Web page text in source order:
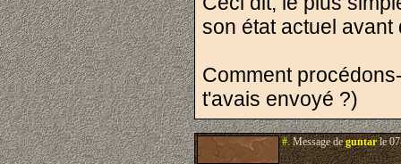
son état actuel avant
Comment
t'avais envoyé ?)
#.Message deguntarle